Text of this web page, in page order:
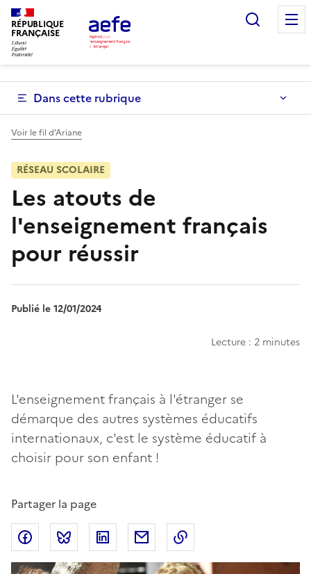
Aller
au
contenu
principal
RÉPUBLIQUE
FRANÇAISE
Dans cette rubrique
Voir le fil d’Ariane
RÉSEAU SCOLAIRE
Les atouts de
l'enseignement français
pour réussir
Publié le 12/01/2024
Lecture : 2 minutes
L'enseignement français à l'étranger se
démarque des autres systèmes éducatifs
internationaux, c'est le système éducatif à
choisir pour son enfant !
Partager la page
Partager sur Facebook
Partager sur Bluesky
Partager sur LinkedIn
Partager par email